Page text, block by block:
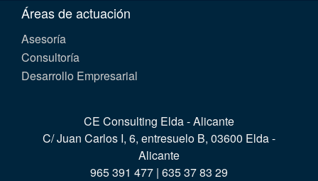
Áreas de actuación
Asesoría
Consultoría
Desarrollo Empresarial
CE Consulting Elda - Alicante
C/ Juan Carlos I, 6, entresuelo B, 03600 Elda -
Alicante
965 391 477 | 635 37 83 29